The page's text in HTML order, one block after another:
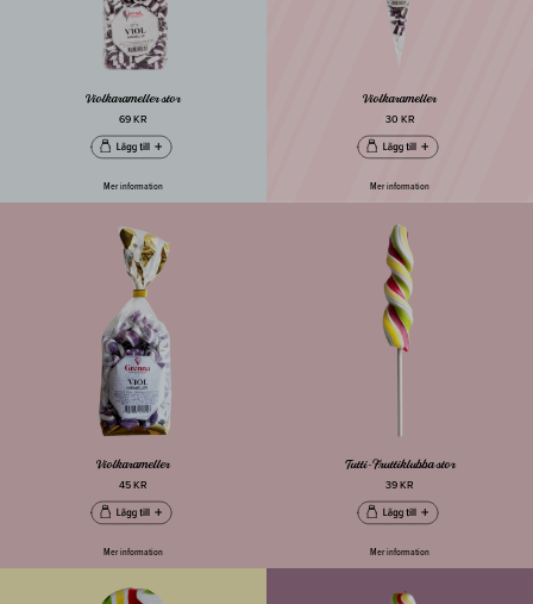
Violkarameller stor
69 KR
Mer information
Violkarameller
30 KR
Mer information
Violkarameller
45 KR
Mer information
Tutti-Fruttiklubba stor
39 KR
Mer information